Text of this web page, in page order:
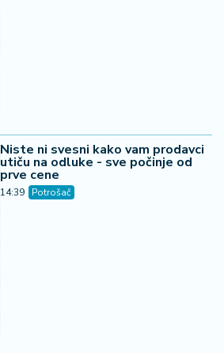
Niste ni svesni kako vam prodavci
utiču na odluke - sve počinje od
prve cene
14:39 Potrošač